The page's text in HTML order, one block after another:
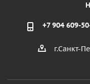
+7 904 609-
г.Санкт-